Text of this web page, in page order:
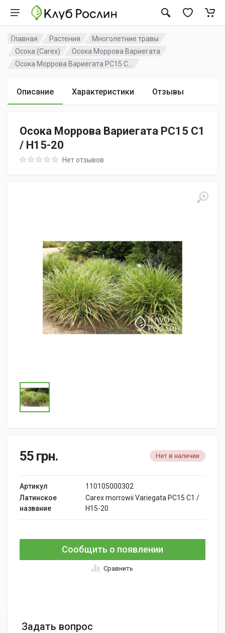
Главная Растения
Многолетние травы
Осока (Carex)
Осока Моррова Вариегата
Осока Моррова Вариегата PC15 C...
Описание Характеристики Отзывы
Осока Моррова Вариегата PC15 C1
/ H15-20
Rating: 0 out of 5Нет отзывов
55 грн. Нет в наличии
Артикул
110105000302
Латинское
название
Carex morrowii Variegata PC15 C1 /
H15-20
Сообщить о появлении
Сравнить
Задать вопрос